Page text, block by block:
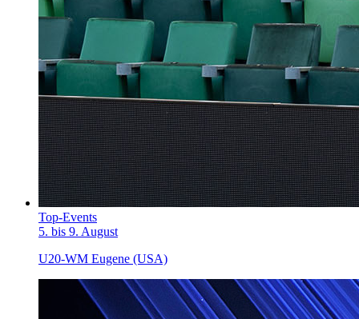
Top-Events
5. bis 9. August
U20-WM Eugene (USA)